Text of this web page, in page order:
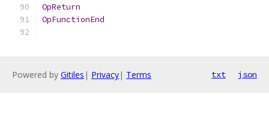
OpReturn
OpFunctionEnd
Powered by Gitiles | Privacy| Terms txt json